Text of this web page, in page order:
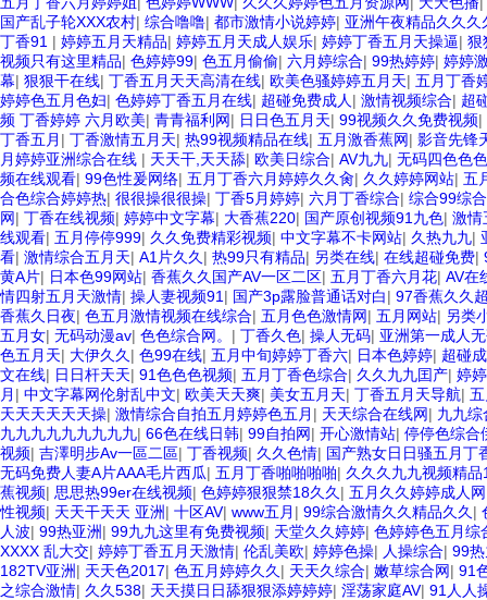
国产乱子轮XXX农村| 综合噜噜| 都市激情小说婷婷| 亚洲午夜精品久久久
丁香91 | 婷婷五月天精品| 婷婷五月天成人娱乐| 婷婷丁香五月天操逼| 狠
视频只有这里精品| 色婷婷99| 色五月偷偷| 六月婷综合| 99热婷婷| 婷婷
幕| 狠狠干在线| 丁香五月天天高清在线| 欧美色骚婷婷五月天| 五月丁香
婷婷色五月色妇| 色婷婷丁香五月在线| 超碰免费成人 | 激情视频综合| 超
频 丁香婷婷 六月欧美| 青青福利网| 日日色五月天| 99视频久久免费视频|
丁香五月 | 丁香激情五月天| 热99视频精品在线| 五月激香蕉网| 影音先锋
月婷婷亚洲综合在线 | 天天干,天天舔| 欧美日综合| AV九九| 无码四色色色
频在线观看| 99色性爰网络| 五月丁香六月婷婷久久肏| 久久婷婷网站| 五
合色综合婷婷热| 很很操很很操| 丁香5月婷婷| 六月丁香综合| 综合99综
网| 丁香在线视频| 婷婷中文字幕| 大香蕉220| 国产原创视频91九色| 激情
线观看| 五月停停999| 久久免费精彩视频| 中文字幕不卡网站| 久热九九|
看| 激情综合五月天| A1片久久 | 热99只有精品| 另类在线| 在线超碰免费|
黄A片| 日本色99网站| 香蕉久久国产AV一区二区| 五月丁香六月花| AV在
情四射五月天激情| 操人妻视频91 | 国产3p露脸普通话对白| 97香蕉久久
香蕉久日夜| 色五月激情视频在线综合| 五月色色激情网| 五月网站| 另类
五月女| 无码动漫av| 色色综合网。 | 丁香久色| 操人无码| 亚洲第一成人
色五月天| 大伊久久 | 色99在线| 五月中旬婷婷丁香六| 日本色婷婷| 超碰
文在线| 日日杆天天| 91色色色视频| 五月丁香色综合| 久久九九囯产| 婷
月 | 中文字幕网伦射乱中文| 欧美天天爽| 美女五月天| 丁香五月天导航|
天天天天天天操| 激情综合自拍五月婷婷色五月 | 天天综合在线网| 九九综
九九九九九九九九九| 66色在线日韩| 99自拍网| 开心激情站| 停停色综合
视频| 吉澤明步Av一區二區| 丁香视频| 久久色情| 国产熟女日日骚五月丁
无码免费人妻A片AAA毛片西瓜| 五月丁香啪啪啪啪| 久久久九九视频精品
蕉视频| 思思热99er在线视频| 色婷婷狠狠禁18久久 | 五月久久婷婷成人网
性视频| 天天干天天 亚洲| 十区AV| www五月 | 99综合激情久久精品久久 |
人波| 99热亚洲| 99九九这里有免费视频| 天堂久久婷婷| 色婷婷色五月综
XXXX 乱大交| 婷婷丁香五月天激情| 伦乱美欧| 婷婷色操| 人操综合| 99
182TV亚洲| 天天色2017| 色五月婷婷久久 | 天天久综合| 嫩草综合网| 91
之综合激情| 久久538| 天天摸日日舔狠狠添婷婷婷| 淫荡家庭AV| 91人人